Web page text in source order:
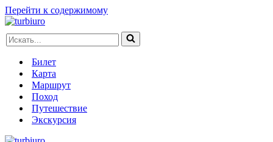
Перейти к содержимому
Искать...
Билет
Карта
Маршрут
Поход
Путешествие
Экскурсия